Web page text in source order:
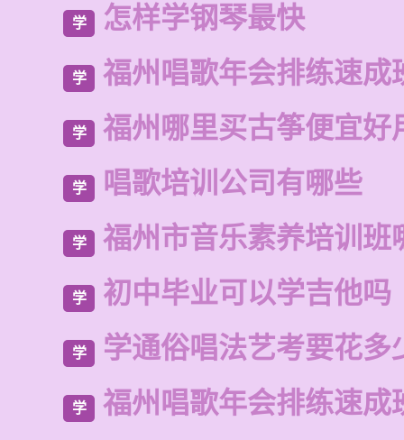
学 怎样学钢琴最快
学 福州唱歌年会排练速成
学 福州哪里买古筝便宜好
学 唱歌培训公司有哪些
学 福州市音乐素养培训班
学 初中毕业可以学吉他吗
学 学通俗唱法艺考要花多
学 福州唱歌年会排练速成